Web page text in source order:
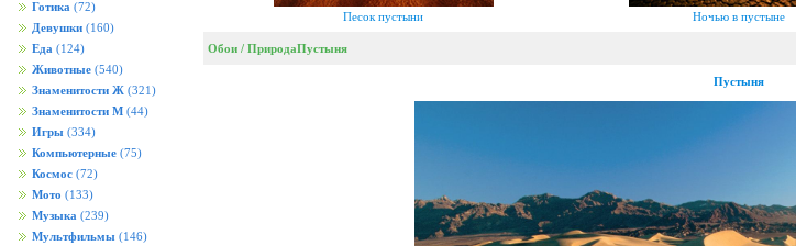
Готика (72)
Девушки (160)
Еда (124)
Животные (540)
Знаменитости Ж (321)
Знаменитости М (44)
Игры (334)
Компьютерные (75)
Космос (72)
Мото (133)
Музыка (239)
Мультфильмы (146)
Песок пустыни Ночью в пустыне
Обои / ПриродаПустыня
Пустыня